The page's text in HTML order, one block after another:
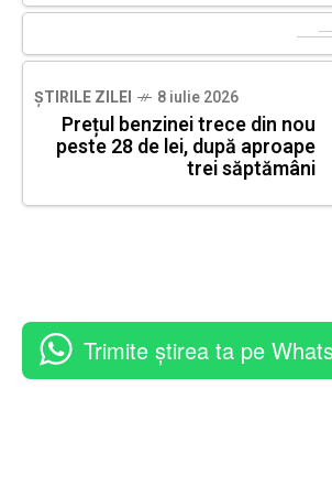
ȘTIRILE ZILEI 8 iulie 2026
Prețul benzinei trece din nou
peste 28 de lei, după aproape
trei săptămâni
Trimite știrea ta pe